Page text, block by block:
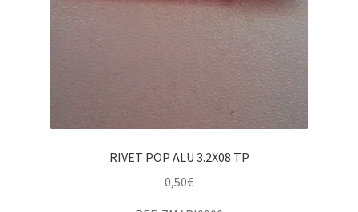
RIVET POP ALU 3.2X08 TP
0,50€